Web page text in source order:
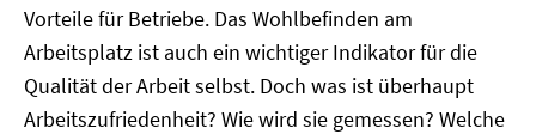
Vorteile für Betriebe. Das Wohlbefinden am
Arbeitsplatz ist auch ein wichtiger Indikator für die
Qualität der Arbeit selbst. Doch was ist überhaupt
Arbeitszufriedenheit? Wie wird sie gemessen? Welche